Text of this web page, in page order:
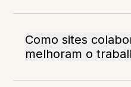
Como sites
melhoram o